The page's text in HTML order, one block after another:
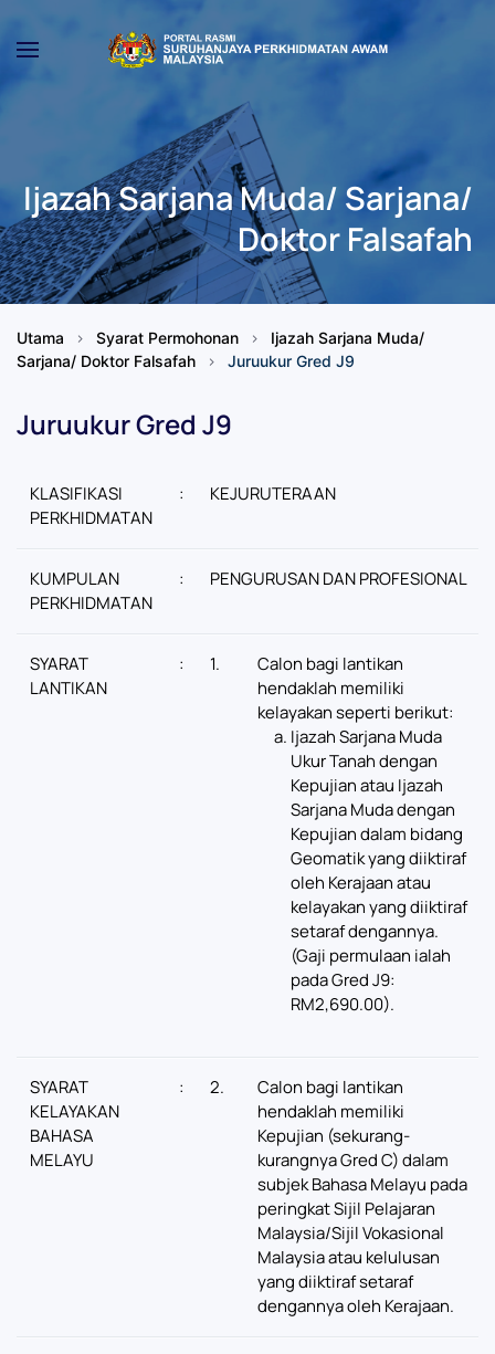
Skip to main content
Ijazah Sarjana Muda/ Sarjana/
Doktor Falsafah
Utama Syarat Permohonan
Ijazah Sarjana Muda/
Sarjana/ Doktor Falsafah
Juruukur Gred J9
Juruukur Gred J9
KLASIFIKASI
PERKHIDMATAN
: KEJURUTERAAN
KUMPULAN
PERKHIDMATAN
: PENGURUSAN DAN PROFESIONAL
SYARAT
LANTIKAN
: 1.
Calon bagi lantikan
hendaklah memiliki
kelayakan seperti berikut:
Ijazah Sarjana Muda
Ukur Tanah dengan
Kepujian atau Ijazah
Sarjana Muda dengan
Kepujian dalam bidang
Geomatik yang diiktiraf
oleh Kerajaan atau
kelayakan yang diiktiraf
setaraf dengannya.
(Gaji permulaan ialah
pada Gred J9:
RM2,690.00).
SYARAT
KELAYAKAN
BAHASA
MELAYU
: 2.
Calon bagi lantikan
hendaklah memiliki
Kepujian (sekurang-
kurangnya Gred C) dalam
subjek Bahasa Melayu pada
peringkat Sijil Pelajaran
Malaysia/Sijil Vokasional
Malaysia atau kelulusan
yang diiktiraf setaraf
dengannya oleh Kerajaan.